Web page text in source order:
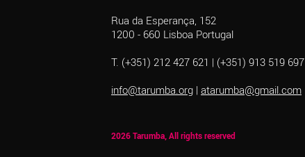
Rua da Esperança, 152
1200 - 660 Lisboa Portugal
T. (+351) 212 427 621 | (+351) 913 519 697
info@tarumba.org | atarumba@gmail.com
2026 Tarumba, All rights reserved